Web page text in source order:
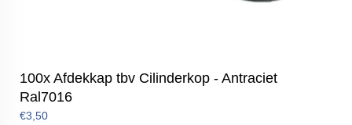
100x Afdekkap tbv Cilinderkop - Antraciet
Ral7016
€3,50